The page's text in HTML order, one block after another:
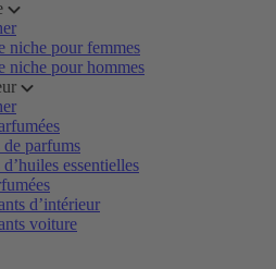
niche pour femmes
niche pour hommes
parfums
essentielles
d’intérieur
voiture